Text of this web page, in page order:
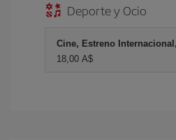
Deporte y Ocio
Cine, Estreno
18,00 A$